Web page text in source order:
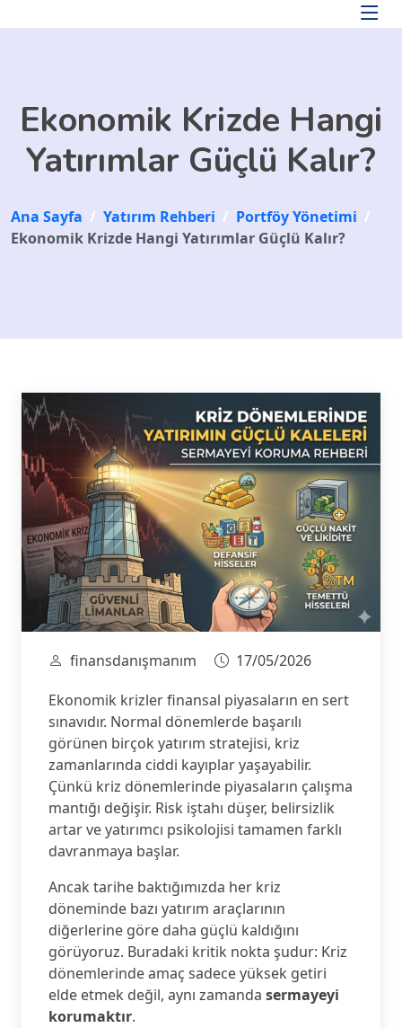
Ekonomik Krizde Hangi
Yatırımlar Güçlü Kalır?
Ana Sayfa / Yatırım Rehberi / Portföy Yönetimi /
Ekonomik Krizde Hangi Yatırımlar Güçlü Kalır?
finansdanışmanım
17/05/2026
Ekonomik krizler finansal piyasaların en sert
sınavıdır. Normal dönemlerde başarılı
görünen birçok yatırım stratejisi, kriz
zamanlarında ciddi kayıplar yaşayabilir.
Çünkü kriz dönemlerinde piyasaların çalışma
mantığı değişir. Risk iştahı düşer, belirsizlik
artar ve yatırımcı psikolojisi tamamen farklı
davranmaya başlar.
Ancak tarihe baktığımızda her kriz
döneminde bazı yatırım araçlarının
diğerlerine göre daha güçlü kaldığını
görüyoruz. Buradaki kritik nokta şudur: Kriz
dönemlerinde amaç sadece yüksek getiri
elde etmek değil, aynı zamanda sermayeyi
korumaktır.